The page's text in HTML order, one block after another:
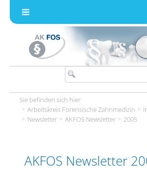
Sie befinden sich hier
Arbeitskreis Forensische Zahnmedizin
Newsletter
AKFOS Newsletter 2005
AKFOS Newsletter